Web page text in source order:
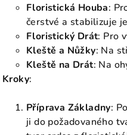
Floristická Houba:
čerstvé a stabilizuje
Floristický Drát: Pro
Kleště a Nůžky: Na
Kleště na Drát: Na
Kroky:
Příprava Základny:
ji do požadovaného